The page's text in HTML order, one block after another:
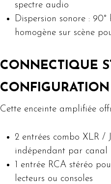
spectre audio
Dispersion sonore :
homogène sur scène
CONNECTIQUE
CONFIGURATION
Cette enceinte amplifiée
2 entrées combo XLR /
indépendant par canal
1 entrée RCA stéréo
lecteurs ou consoles